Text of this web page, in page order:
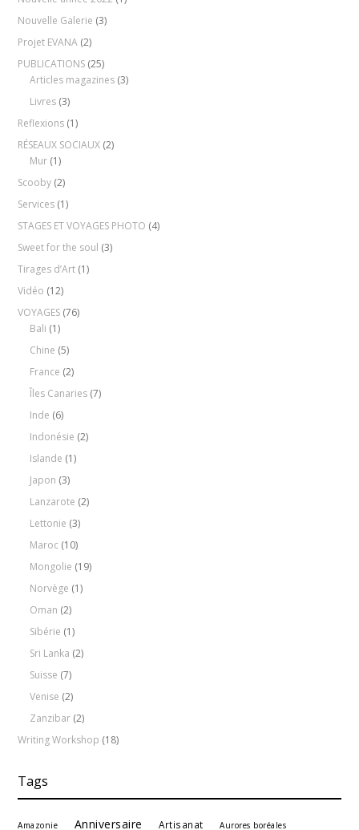
Nouvelle Galerie (3)
Projet EVANA (2)
PUBLICATIONS (25)
Articles magazines (3)
Livres (3)
Reflexions (1)
RÉSEAUX SOCIAUX (2)
Mur (1)
Scooby (2)
Services (1)
STAGES ET VOYAGES PHOTO (4)
Sweet for the soul (3)
Tirages d’Art (1)
Vidéo (12)
VOYAGES (76)
Bali (1)
Chine (5)
France (2)
Îles Canaries (7)
Inde (6)
Indonésie (2)
Islande (1)
Japon (3)
Lanzarote (2)
Lettonie (3)
Maroc (10)
Mongolie (19)
Norvège (1)
Oman (2)
Sibérie (1)
Sri Lanka (2)
Suisse (7)
Venise (2)
Zanzibar (2)
Writing Workshop (18)
Tags
Amazonie Anniversaire Artisanat Aurores boréales